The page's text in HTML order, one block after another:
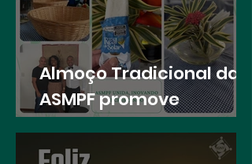
Almoço Tradicional da
ASMPF promove
integração entre
associados,